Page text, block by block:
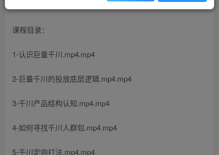
课程目录：
1-认识巨量千川.mp4.mp4
2-巨量千川的投放底层逻辑.mp4.mp4
3-千川产品结构认知.mp4.mp4
4-如何寻找千川人群包.mp4.mp4
5-千川定向打法.mp4.mp4